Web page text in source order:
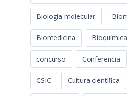
Biología molecular
Biomedicina Bioquímica
concurso Conferencia
CSIC Cultura científica